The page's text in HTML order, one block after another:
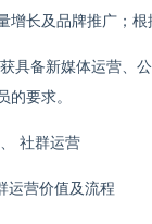
增长及品牌推广；
具备新媒体运营、
的要求。
社群运营
运营价值及流程